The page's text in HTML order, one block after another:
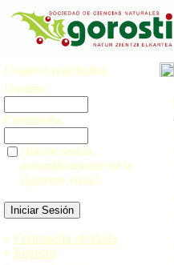
Usuarios registrados
Usuario:
Contraseña:
¿Iniciar sesión
automáticamente en la
siguiente visita?
» Contraseña olvidada
» Registro